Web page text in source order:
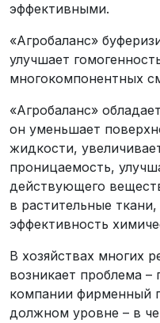
эффективными.
«Агробаланс»
улучшает
многокомпонентных
«Агробаланс»
он уменьшает
жидкости,
проницаемость,
действующего
в растительные
эффективность
В хозяйствах многих
возникает проблема
компании фирменный
должном уровне – в